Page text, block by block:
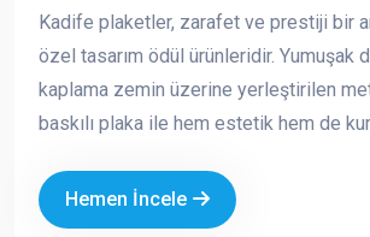
Kadife plaketler, zarafet ve prestiji bir
özel tasarım ödül ürünleridir. Yumuşak
kaplama zemin üzerine yerleştirilen
baskılı plaka ile hem estetik hem de
anlamlı teşekkürlerde tercih edilen bu
anların kalıcı bir simgesi haline gelir.
Hemen İncele